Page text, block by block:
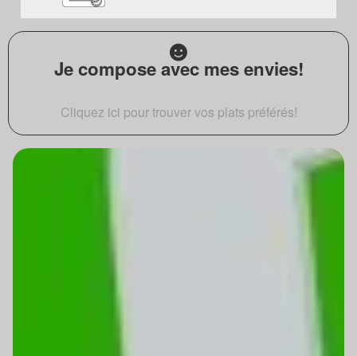
Je compose avec mes envies!
Cliquez ici pour trouver vos plats préférés!